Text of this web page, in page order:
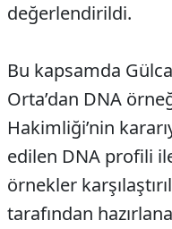
değerlendirildi.
Bu kapsamda
Orta’dan DNA
Hakimliği’nin
edilen DNA profili
örnekler
tarafından